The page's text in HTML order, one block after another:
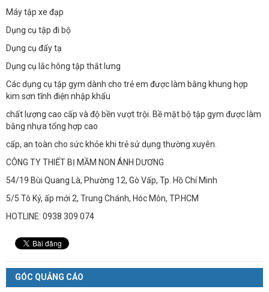
Máy tập xe đạp
Dụng cụ tập đi bộ
Dụng cụ đẩy tạ
Dụng cụ lắc hông tập thắt lưng
Các dụng cụ tập gym dành cho trẻ em được làm bằng khung hợp
kim sơn tĩnh điện nhập khẩu
chất lượng cao cấp và độ bền vượt trội. Bề mặt bộ tập gym được làm
bằng nhựa tổng hợp cao
cấp, an toàn cho sức khỏe khi trẻ sử dụng thường xuyên.
CÔNG TY THIẾT BỊ MẦM NON ÁNH DƯƠNG
54/19 Bùi Quang Là, Phường 12, Gò Vấp, Tp. Hồ Chí Minh
5/5 Tô Ký, ấp mới 2, Trung Chánh, Hóc Môn, TP.HCM
HOTLINE: 0938 309 074
GÓC QUẢNG CÁO